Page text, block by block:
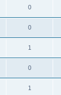
0
0
1
0
1